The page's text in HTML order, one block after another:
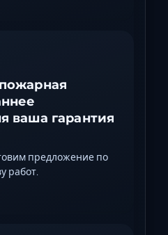
ваша гарантия
предложение по
работ.